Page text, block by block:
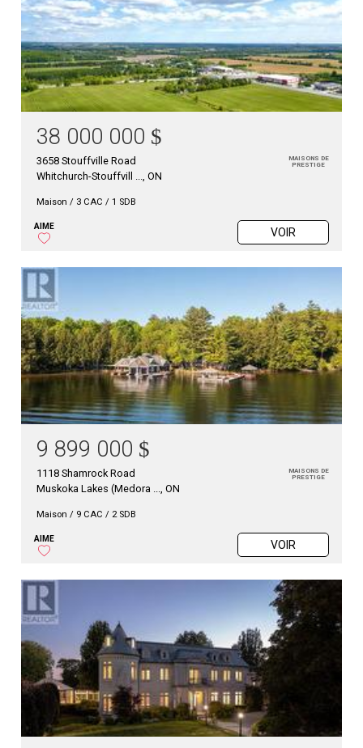
38 000 000 $
3658 Stouffville Road
Whitchurch-Stouffvill ..., ON
MAISONS DE
PRESTIGE
Maison / 3 CAC / 1 SDB
AIME VOIR
9 899 000 $
1118 Shamrock Road
Muskoka Lakes (Medora ..., ON
MAISONS DE
PRESTIGE
Maison / 9 CAC / 2 SDB
AIME VOIR